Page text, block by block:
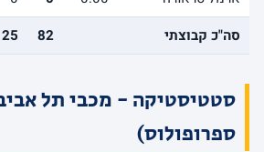
סה"כ קבוצתי
82
25
סטטיסטיקה - מכבי תל
ספרופולוס)